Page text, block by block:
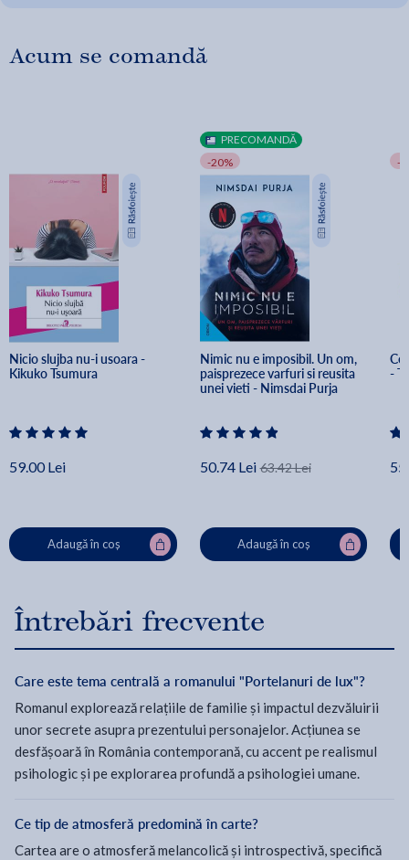
Acum se comandă
Nicio slujba nu-i usoara -
Kikuko Tsumura
59.00 Lei
Adaugă în coș
PRECOMANDĂ
-20%
Nimic nu e imposibil. Un om,
paisprezece varfuri si reusita
unei vieti - Nimsdai Purja
50.74 Lei 63.42 Lei
Adaugă în coș
-
-
Întrebări frecvente
Care este tema centrală a romanului "Portelanuri de lux"?
Romanul explorează relațiile de familie și impactul dezvăluirii
unor secrete asupra prezentului personajelor. Acțiunea se
desfășoară în România contemporană, cu accent pe realismul
psihologic și pe explorarea profundă a psihologiei umane.
Ce tip de atmosferă predomină în carte?
Cartea are o atmosferă melancolică și introspectivă, specifică